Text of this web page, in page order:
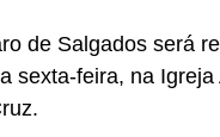
de Salgados será
sexta-feira, na